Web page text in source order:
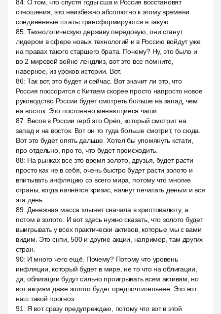
84: О том, что спустя годы сша и Россия восстановят
отношения, это неизбежно абсолютно к этому времени
соединённые штаты трансформируются в такую
85: Технологическую державу передовую, они станут
лидером в сфере новых технологий и в Россию войдут уже
на правах такого старшего брата. Почему? Ну, это было и
во 2 мировой войне лендлиз, вот это все помните,
наверное, из уроков истории. Вот.
86: Так вот, это будет и сейчас. Вот значит ли это, что
Россия поссорится с Китаем скорее просто напросто новое
руководство России будет смотреть больше на запад, чем
на восток. Это постоянно меняющиеся чаши.
87: Весов в России герб это Орёл, который смотрит на
запад и на восток. Вот он то туда больше смотрит, то сюда.
Вот это будет опять дальше. Хотел бы упомянуть кстати,
про отдельно, про то, что будет происходить.
88: На рынках все это время золото, друзья, будет расти
просто как не в себя, очень быстро будет расти золото и
впитывать инфляцию со всего мира, потому что многие
страны, когда начнётся кризис, начнут печатать деньги и вся
эта день
89: Денежная масса хлынет сначала в криптовалюту, а
потом в золото. И вот здесь нужно сказать, что золото будет
выигрывать у всех практически активов, которые мы с вами
видим. Это снпи, 500 и другие акции, например, там других
стран.
90: И много чего ещё. Почему? Потому что уровень
инфляции, который будет в мире, не то что на облигации,
да, облигации будут сильно проигрывать всем активам, но
вот акциям даже золото будет предпочтительнее. Это вот
наш такой прогноз.
91: Я вот сразу предупреждаю, потому что вот в этой